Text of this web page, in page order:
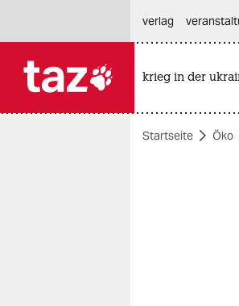
themen
verlag
krieg in der
Startseite Öko